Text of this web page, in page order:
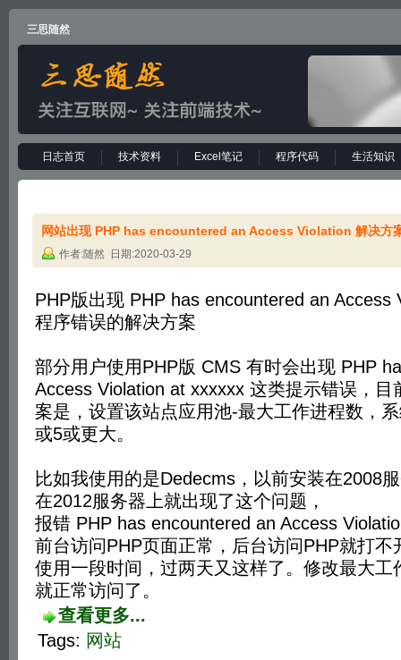
三思随然
日志首页 技术资料 Excel笔记 程序代码 生活知识
网站出现 PHP has encountered an Access Violation 解决方
作者:随然 日期:2020-03-29
PHP版出现 PHP has encountered an Access
程序错误的解决方案
部分用户使用PHP版 CMS 有时会出现 PHP
Access Violation at xxxxxx 这类提示错误，目
案是，设置该站点应用池-最大工作进程数，
或5或更大。
比如我使用的是Dedecms，以前安装在2008
在2012服务器上就出现了这个问题，
报错 PHP has encountered an Access
前台访问PHP页面正常，后台访问PHP就打不
使用一段时间，过两天又这样了。修改最大工
就正常访问了。
查看更多...
Tags: 网站